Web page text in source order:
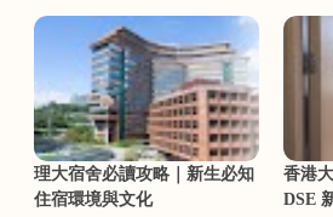
理大宿舍必讀攻略｜新生必知
住宿環境與文化
香港
DSE